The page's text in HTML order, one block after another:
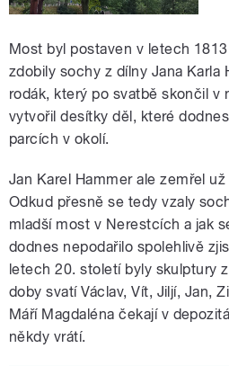
Most byl postaven v letech
zdobily sochy z dílny Jana Karla
rodák, který po svatbě skončil v
vytvořil desítky děl, které
parcích v okolí.
Jan Karel Hammer ale zemřel
Odkud přesně se tedy vzaly
mladší most v Nerestcích a jak
dodnes nepodařilo spolehlivě
letech 20. století byly skulptury
doby svatí Václav, Vít, Jiljí, Jan,
Máří Magdaléna čekají v
někdy vrátí.